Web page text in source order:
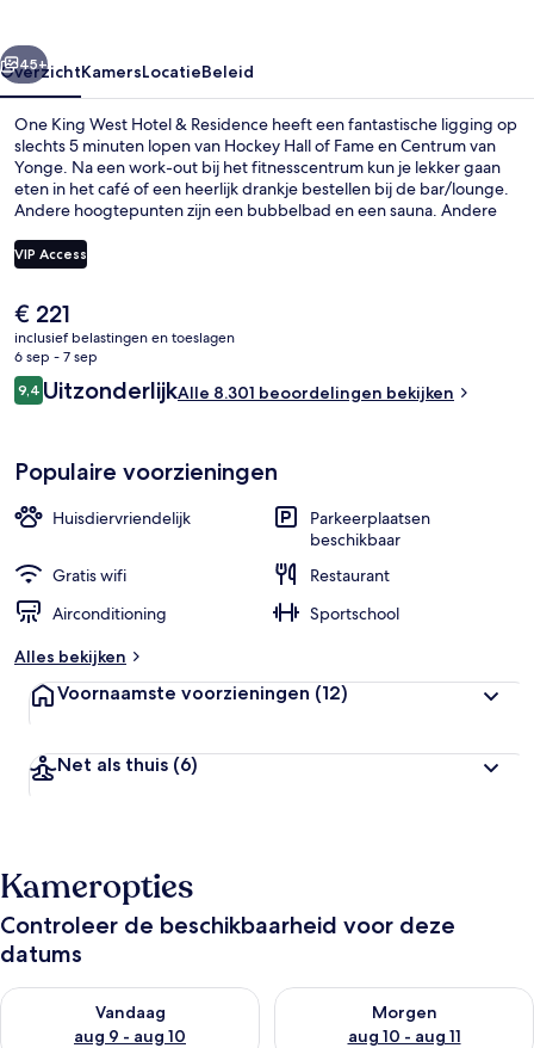
Volgende
45+
OverzichtKamersLocatieBeleid
One King West Hotel & Residence heeft een fantastische ligging op
slechts 5 minuten lopen van Hockey Hall of Fame en Centrum van
Yonge. Na een work-out bij het fitnesscentrum kun je lekker gaan
eten in het café of een heerlijk drankje bestellen bij de bar/lounge.
Andere hoogtepunten zijn een bubbelbad en een sauna. Andere
en de nabijheid van het openbaar vervoer: King Station en
Tramhalte King St West at Yonge St West Side liggen op een
VIP Access
De
huidige
prijs
is
€ 221
€ 221
inclusief belastingen en toeslagen
6 sep - 7 sep
Beoordelingen
9,49,4 op 10 –
UitzonderlijkAlle 8.301 beoordelingen bekijken
Populaire voorzieningen
Huisdiervriendelijk
Parkeerplaatsen
beschikbaar
Gratis wifi
Restaurant
Airconditioning
Sportschool
Alles bekijken
Voornaamste voorzieningen (12)
Net als thuis (6)
Kameropties
Controleer de beschikbaarheid voor deze
datums
Vandaag
aug 9 - aug 10
De beschikbaarheid controleren voor vanavond aug 9 - aug
Morgen
aug 10 - aug 11
De beschikbaarheid